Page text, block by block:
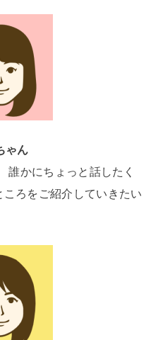
ゃん
誰かにちょっと話したく
ろをご紹介していきたい